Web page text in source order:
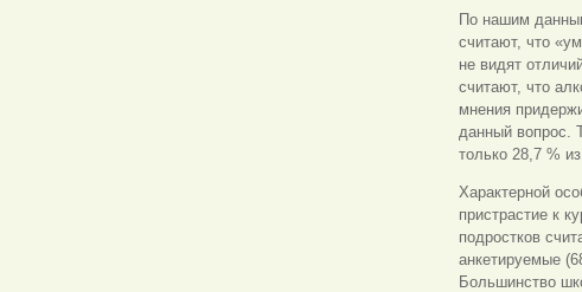
По нашим
считают, что
не видят
считают, что
мнения
данный вопрос.
только 28,7 %
Характерной
пристрастие к
подростков
анкетируемые
Большинство